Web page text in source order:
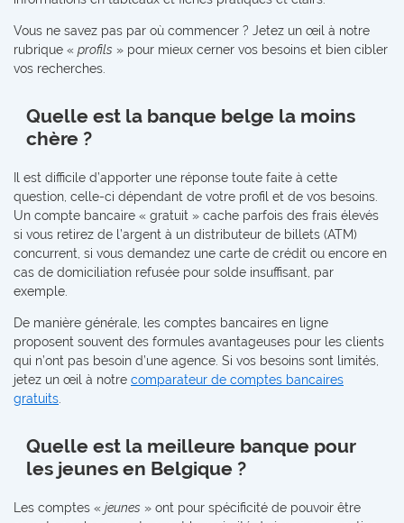
Vous ne savez pas par où commencer ? Jetez un œil à notre
rubrique « profils » pour mieux cerner vos besoins et bien cibler
vos recherches.
Quelle est la banque belge la moins
chère ?
Il est difficile d’apporter une réponse toute faite à cette
question, celle-ci dépendant de votre profil et de vos besoins.
Un compte bancaire « gratuit » cache parfois des frais élevés
si vous retirez de l’argent à un distributeur de billets (ATM)
concurrent, si vous demandez une carte de crédit ou encore en
cas de domiciliation refusée pour solde insuffisant, par
exemple.
De manière générale, les comptes bancaires en ligne
proposent souvent des formules avantageuses pour les clients
qui n’ont pas besoin d’une agence. Si vos besoins sont limités,
jetez un œil à notre comparateur de comptes bancaires
gratuits.
Quelle est la meilleure banque pour
les jeunes en Belgique ?
Les comptes « jeunes » ont pour spécificité de pouvoir être